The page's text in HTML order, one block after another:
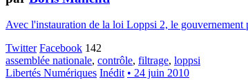
Avec l'instauration de la loi Loppsi 2, le gouvernement
Twitter Facebook 142
assemblée nationale, contrôle, filtrage, loppsi
Libertés Numériques Inédit • 24 juin 2010